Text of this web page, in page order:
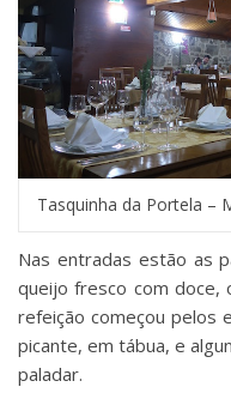
Tasquinha da Portela –
Nas entradas estão as
queijo fresco com doce,
refeição começou pelos
picante, em tábua, e
paladar.